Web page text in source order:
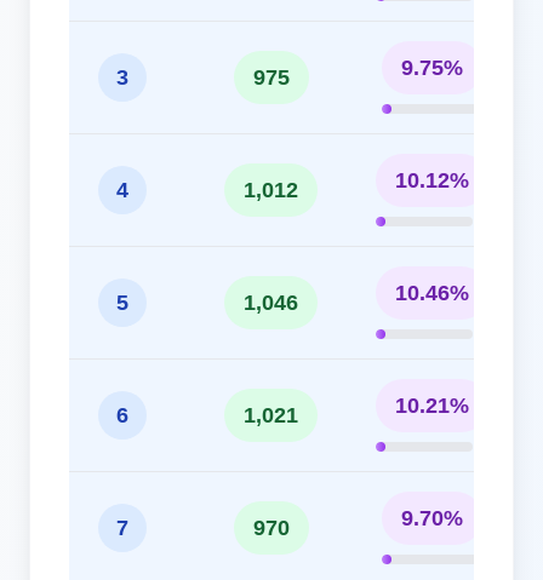
3 975 9.75%
4 1,012 10.12%
5 1,046 10.46%
6 1,021 10.21%
7 970 9.70%